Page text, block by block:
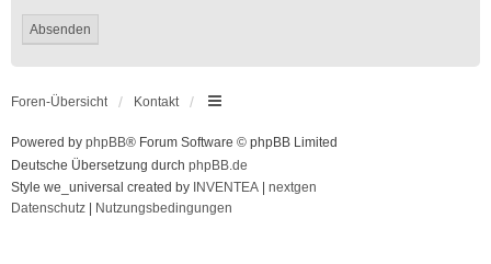
Foren-Übersicht Kontakt
Powered by phpBB® Forum Software © phpBB Limited
Deutsche Übersetzung durch phpBB.de
Style we_universal created by INVENTEA
nextgen
Datenschutz
Nutzungsbedingungen